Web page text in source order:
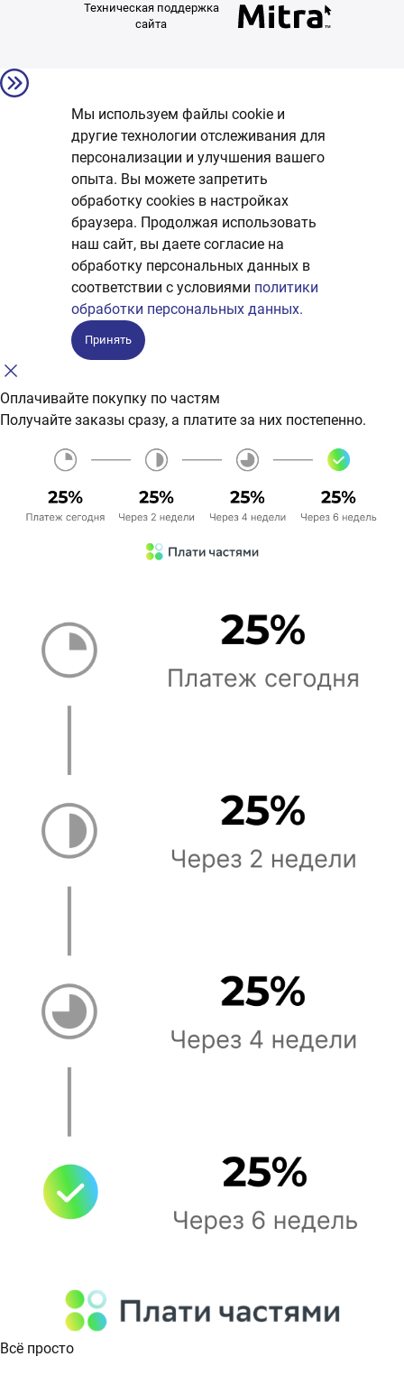
Техническая поддержка
сайта
Мы используем файлы cookie и
другие технологии отслеживания для
персонализации и улучшения вашего
опыта. Вы можете запретить
обработку сookies в настройках
браузера. Продолжая использовать
наш сайт, вы даете согласие на
обработку персональных данных в
соответствии с условиями политики
обработки персональных данных.
Принять
Оплачивайте покупку по частям
Получайте заказы сразу, а платите за них постепенно.
Всё просто